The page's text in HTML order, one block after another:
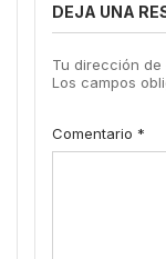
DEJA UNA
Tu dirección
Los campos
Comentario *